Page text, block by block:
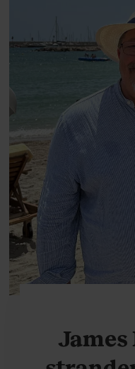
arv, angst,
at miste
livsglæde, han
på.
James